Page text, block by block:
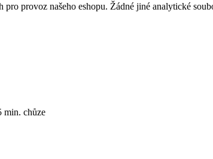
provoz našeho eshopu. Žádné jiné analytické
min. chůze